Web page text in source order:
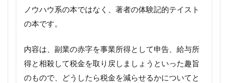
ノウハウ系の本ではなく、著者の体験記的テイスト
の本です。
内容は、副業の赤字を事業所得として申告、給与所
得と相殺して税金を取り戻しましょうといった趣旨
のもので、どうしたら税金を減らせるかについてと